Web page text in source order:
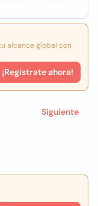
alcance global con
¡Registrate ahora!
Siguiente